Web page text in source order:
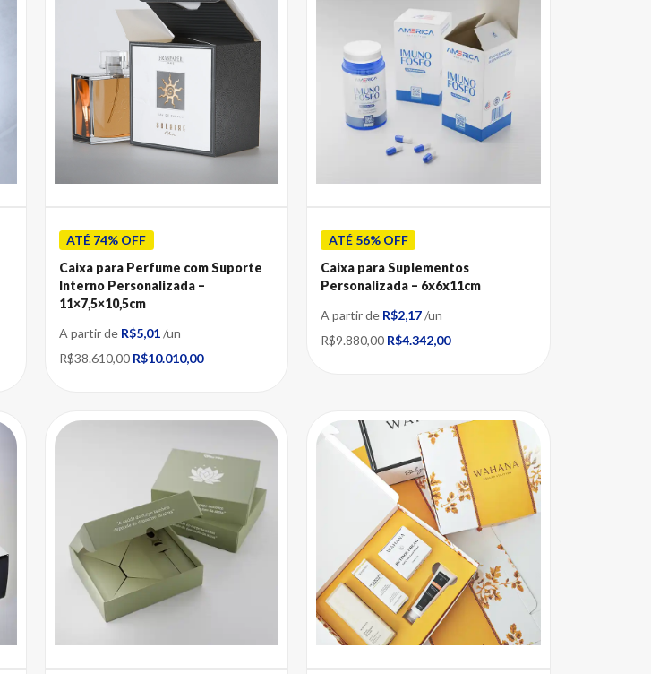
ATÉ 74% OFF
Caixa para Perfume com Suporte
Interno Personalizada –
11×7,5×10,5cm
A partir de R$5,01/un
R$38.610,00R$10.010,00
ATÉ 56% OFF
Caixa para Suplementos
Personalizada – 6x6x11cm
A partir de R$2,17/un
R$9.880,00R$4.342,00